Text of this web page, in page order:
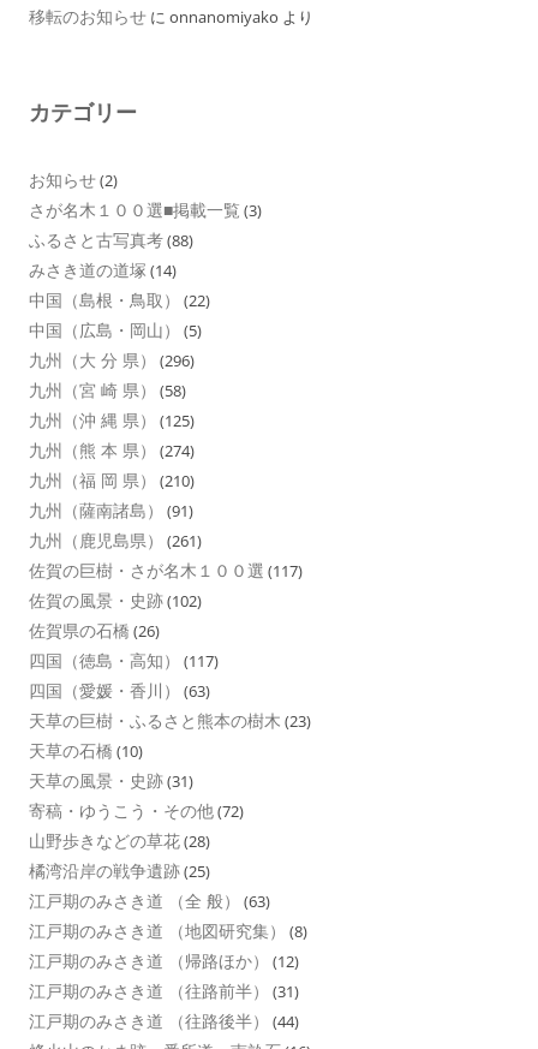
移転のお知らせ に onnanomiyako より
カテゴリー
お知らせ(2)
さが名木１００選■掲載一覧 (3)
ふるさと古写真考(88)
みさき道の道塚 (14)
中国（島根・鳥取） (22)
中国（広島・岡山） (5)
九州（大 分 県） (296)
九州（宮 崎 県） (58)
九州（沖 縄 県） (125)
九州（熊 本 県） (274)
九州（福 岡 県） (210)
九州（薩南諸島） (91)
九州（鹿児島県） (261)
佐賀の巨樹・さが名木１００選 (117)
佐賀の風景・史跡(102)
佐賀県の石橋 (26)
四国（徳島・高知） (117)
四国（愛媛・香川） (63)
天草の巨樹・ふるさと熊本の樹木 (23)
天草の石橋 (10)
天草の風景・史跡(31)
寄稿・ゆうこう・その他(72)
山野歩きなどの草花(28)
橘湾沿岸の戦争遺跡(25)
江戸期のみさき道 （全 般） (63)
江戸期のみさき道 （地図研究集） (8)
江戸期のみさき道 （帰路ほか） (12)
江戸期のみさき道 （往路前半） (31)
江戸期のみさき道 （往路後半） (44)